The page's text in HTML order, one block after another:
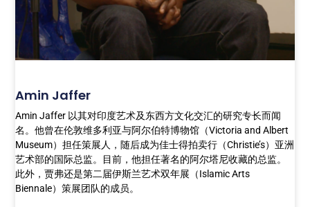
Amin Jaffer
Amin Jaffer 以其对印度艺术及东西方文化交汇的研究专长而闻
名。他曾在伦敦维多利亚与阿尔伯特博物馆（Victoria and Albert
Museum）担任策展人，随后成为佳士得拍卖行（Christie’s）亚洲
艺术部的国际总监。目前，他担任著名的阿尔塔尼收藏的总监。
此外，贾弗还是第二届伊斯兰艺术双年展（Islamic Arts
Biennale）策展团队的成员。